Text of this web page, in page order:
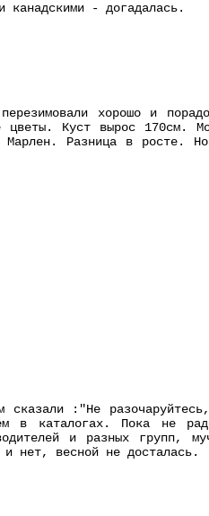
канадскими - догадалась.
хорошо и
цветы. Куст вырос 170см.
Марлен. Разница в росте.
:"Не
в каталогах. Пока не
и разных групп,
нет, весной не досталась.